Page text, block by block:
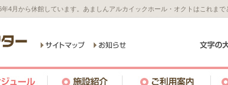
4月から休館しています。あましんアルカイックホール・オクトはこれまで